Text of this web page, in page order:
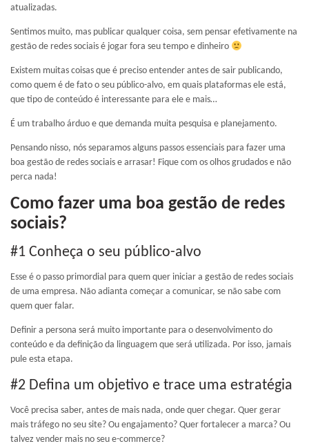
atualizadas.
Sentimos muito, mas publicar qualquer coisa, sem pensar efetivamente na
gestão de redes sociais é jogar fora seu tempo e dinheiro
Existem muitas coisas que é preciso entender antes de sair publicando,
como quem é de fato o seu público-alvo, em quais plataformas ele está,
que tipo de conteúdo é interessante para ele e mais…
É um trabalho árduo e que demanda muita pesquisa e planejamento.
Pensando nisso, nós separamos alguns passos essenciais para fazer uma
boa gestão de redes sociais e arrasar! Fique com os olhos grudados e não
perca nada!
Como fazer uma boa gestão de redes
sociais?
#1 Conheça o seu público-alvo
Esse é o passo primordial para quem quer iniciar a gestão de redes sociais
de uma empresa. Não adianta começar a comunicar, se não sabe com
quem quer falar.
Definir a persona será muito importante para o desenvolvimento do
conteúdo e da definição da linguagem que será utilizada. Por isso, jamais
pule esta etapa.
#2 Defina um objetivo e trace uma estratégia
Você precisa saber, antes de mais nada, onde quer chegar. Quer gerar
mais tráfego no seu site? Ou engajamento? Quer fortalecer a marca? Ou
talvez vender mais no seu e-commerce?